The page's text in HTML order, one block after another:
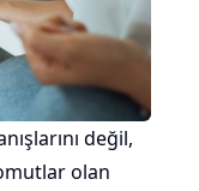
değil,
olan